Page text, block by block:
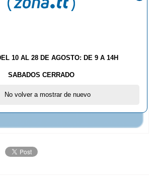
10 AL 28 DE AGOSTO: DE 9 A 14H
SABADOS CERRADO
volver a mostrar de nuevo